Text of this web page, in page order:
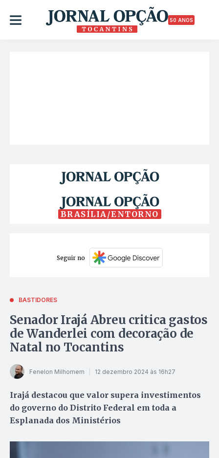
50 ANOS
BRASÍLIA/ENTORNO
Seguir no
BASTIDORES
Senador Irajá Abreu critica gastos
de Wanderlei com decoração de
Natal no Tocantins
Fenelon Milhomem 12 dezembro 2024 às 16h27
Irajá destacou que valor supera investimentos
do governo do Distrito Federal em toda a
Esplanada dos Ministérios